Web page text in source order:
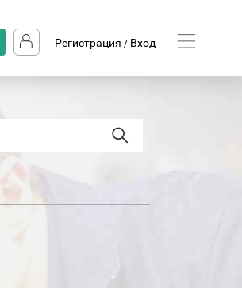
Регистрация / Вход